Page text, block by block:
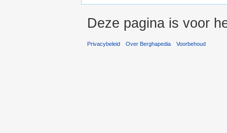
Deze pagina is voor
Privacybeleid Over Berghapedia Voorbehoud